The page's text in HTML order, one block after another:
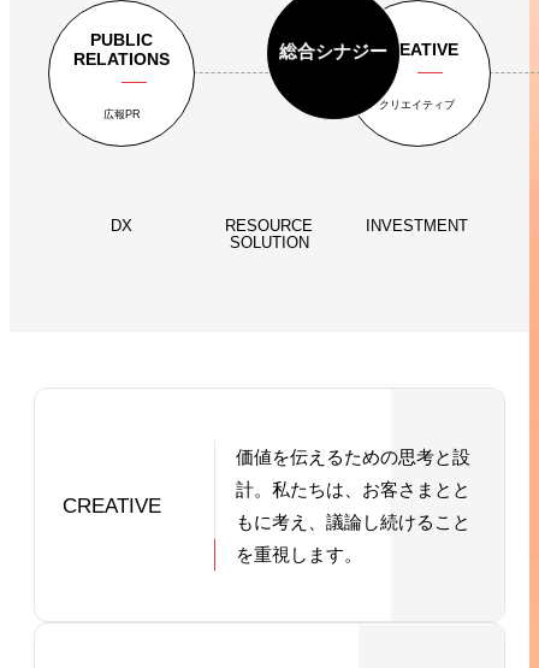
CREATIVE
クリエイティブ
PUBLIC
RELATIONS
広報PR
総合シナジー
DX
RESOURCE
SOLUTION
INVESTMENT
CREATIVE
価値を伝えるための思考と設
計。私たちは、お客さまとと
もに考え、議論し続けること
を重視します。